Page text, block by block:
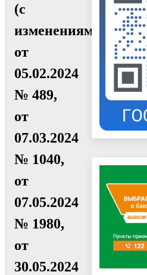
(с
изменениями
от
05.02.2024
№ 489,
от
07.03.2024
№ 1040,
от
07.05.2024
№ 1980,
от
30.05.2024